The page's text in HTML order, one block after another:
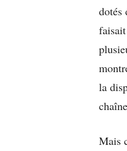
dotés
la
Mais